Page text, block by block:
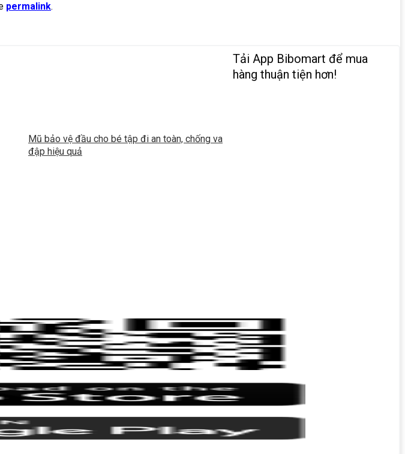
permalink.
Mũ bảo vệ đầu cho bé tập đi an toàn, chống va
đập hiệu quả
Tải App Bibomart để mua
hàng thuận tiện hơn!